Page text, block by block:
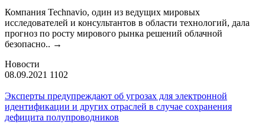
Компания Technavio, один из ведущих мировых
исследователей и консультантов в области технологий, дала
прогноз по росту мирового рынка решений облачной
безопасно.. →
Новости
08.09.2021 1102
Эксперты предупреждают об угрозах для электронной
идентификации и других отраслей в случае сохранения
дефицита полупроводников